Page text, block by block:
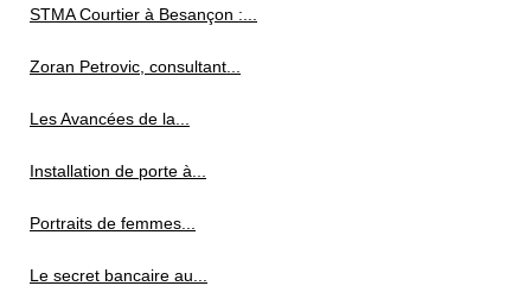
STMA Courtier à Besançon :...
Zoran Petrovic, consultant...
Les Avancées de la...
Installation de porte à...
Portraits de femmes...
Le secret bancaire au...